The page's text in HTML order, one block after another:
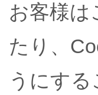
お客様は
たり、
うにす